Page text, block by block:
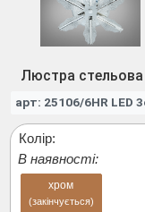
Люстра стельова
арт: 25106/6HR LED
Колір:
В наявності:
хром
(закінчується)